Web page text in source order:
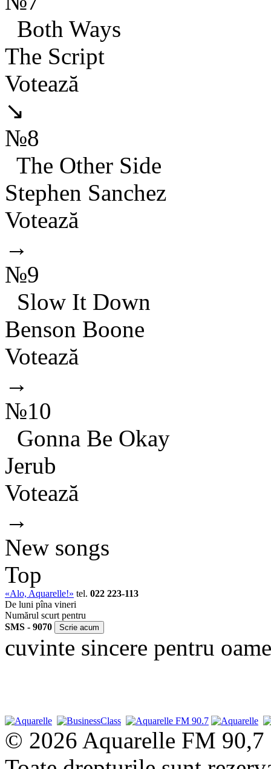
Both Ways
The Script
Votează
↘
№8
The Other Side
Stephen Sanchez
Votează
→
№9
Slow It Down
Benson Boone
Votează
→
№10
Gonna Be Okay
Jerub
Votează
→
New songs
Top
«Alo, Aquarelle!» tel. 022 223-113
De luni pîna vineri
Numărul scurt pentru
SMS - 9070
cuvinte sincere pentru
© 2026 Aquarelle FM 90,7